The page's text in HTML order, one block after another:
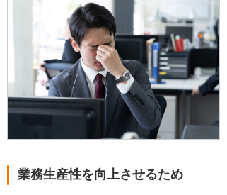
業務生産性を向上させるため